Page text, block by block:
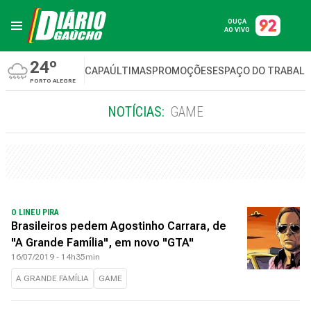
OUÇA
AO VIVO
24º
PORTO ALEGRE
CAPAÚLTIMASPROMOÇÕESESPAÇO DO
NOTÍCIAS: GAME
O LINEU PIRA
Brasileiros pedem Agostinho Carrara, de
"A Grande Família", em novo "GTA"
16/07/2019 - 14h35min
A GRANDE FAMÍLIA GAME